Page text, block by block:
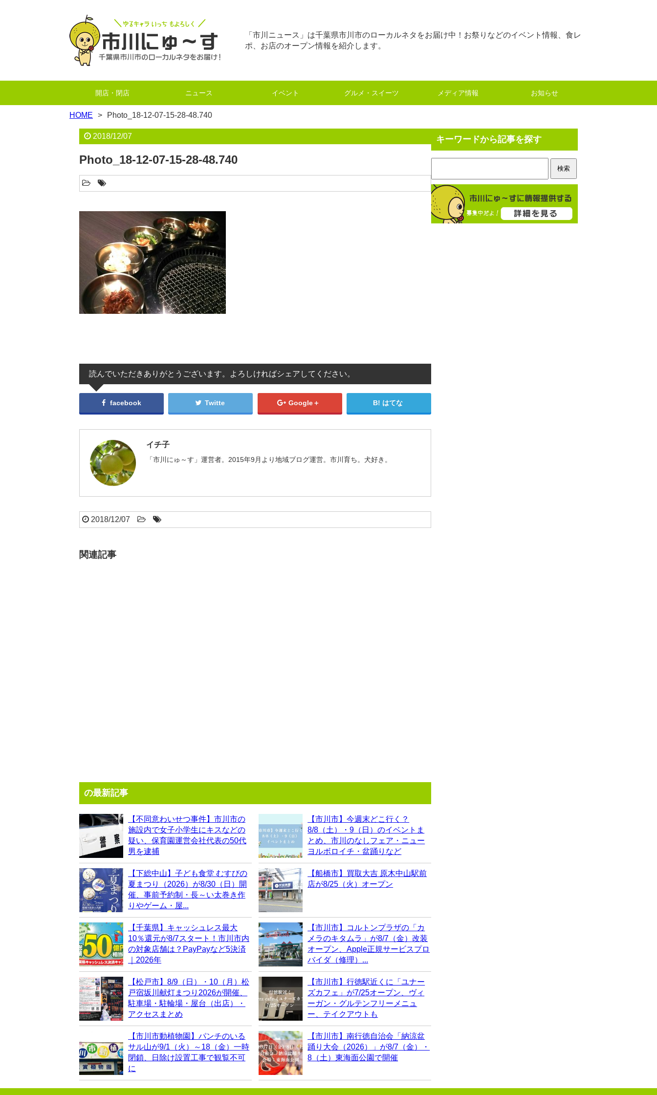
「市川ニュース」は千葉県市川市のローカルネタをお届け中！お祭りなどのイベント情報、食レ
ポ、お店のオープン情報を紹介します。
開店・閉店 ニュース イベント グルメ・スイーツ メディア情報 お知らせ
HOME Photo_18-12-07-15-28-48.740
2018/12/07
Photo_18-12-07-15-28-48.740
読んでいただきありがとうございます。よろしければシェアしてください。
facebook Twitte Google＋ はてな
イチ子
「市川にゅ～す」運営者。2015年9月より地域ブログ運営。市川育ち。犬好き。
2018/12/07
関連記事
の最新記事
【不同意わいせつ事件】市川市の
施設内で女子小学生にキスなどの
疑い、保育園運営会社代表の50代
男を逮捕
【市川市】今週末どこ行く？
8/8（土）・9（日）のイベントま
とめ、市川のなしフェア・ニュー
ヨルボロイチ・盆踊りなど
【下総中山】子ども食堂 むすびの
夏まつり（2026）が8/30（日）開
催、事前予約制・長～い太巻き作
りやゲーム・屋...
【船橋市】買取大吉 原木中山駅前
店が8/25（火）オープン
【千葉県】キャッシュレス最大
10％還元が8/7スタート！市川市内
の対象店舗は？PayPayなど5決済
｜2026年
【市川市】コルトンプラザの「カ
メラのキタムラ」が8/7（金）改装
オープン、Apple正規サービスプロ
バイダ（修理）...
【松戸市】8/9（日）・10（月）松
戸宿坂川献灯まつり2026が開催、
駐車場・駐輪場・屋台（出店）・
アクセスまとめ
【市川市】行徳駅近くに「ユナー
ズカフェ」が7/25オープン、ヴィ
ーガン・グルテンフリーメニュ
ー、テイクアウトも
【市川市動植物園】パンチのいる
サル山が9/1（火）～18（金）一時
閉鎖、日除け設置工事で観覧不可
に
【市川市】南行徳自治会「納涼盆
踊り大会（2026）」が8/7（金）・
8（土）東海面公園で開催
キーワードから記事を探す